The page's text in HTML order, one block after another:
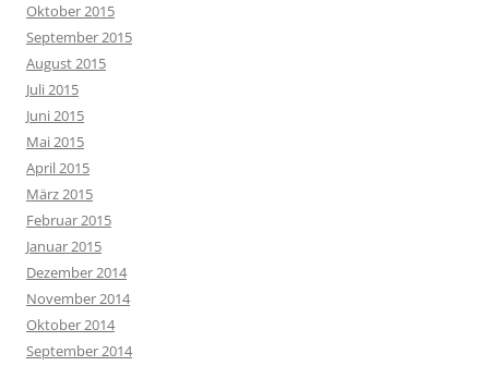
Oktober 2015
September 2015
August 2015
Juli 2015
Juni 2015
Mai 2015
April 2015
März 2015
Februar 2015
Januar 2015
Dezember 2014
November 2014
Oktober 2014
September 2014